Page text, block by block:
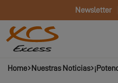
Newsletter
Home Nuestras Noticias